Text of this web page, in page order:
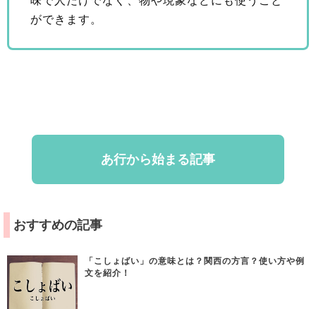
ができます。
あ行から始まる記事
おすすめの記事
「こしょばい」の意味とは？関西の方言？使い方や例
文を紹介！